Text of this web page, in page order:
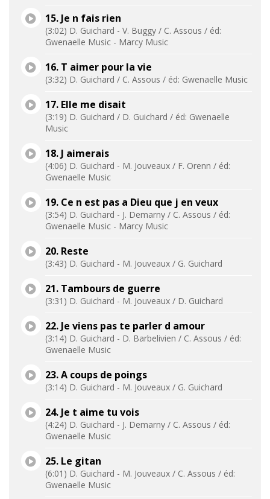
15. Je n fais rien
(3:02) D. Guichard - V. Buggy / C. Assous / éd:
Gwenaelle Music - Marcy Music
16. T aimer pour la vie
(3:32) D. Guichard / C. Assous / éd: Gwenaelle Music
17. Elle me disait
(3:19) D. Guichard / D. Guichard / éd: Gwenaelle
Music
18. J aimerais
(4:06) D. Guichard - M. Jouveaux / F. Orenn / éd:
Gwenaelle Music
19. Ce n est pas a Dieu que j en veux
(3:54) D. Guichard - J. Demarny / C. Assous / éd:
Gwenaelle Music - Marcy Music
20. Reste
(3:43) D. Guichard - M. Jouveaux / G. Guichard
21. Tambours de guerre
(3:31) D. Guichard - M. Jouveaux / D. Guichard
22. Je viens pas te parler d amour
(3:14) D. Guichard - D. Barbelivien / C. Assous / éd:
Gwenaelle Music
23. A coups de poings
(3:14) D. Guichard - M. Jouveaux / G. Guichard
24. Je t aime tu vois
(4:24) D. Guichard - J. Demarny / C. Assous / éd:
Gwenaelle Music
25. Le gitan
(6:01) D. Guichard - M. Jouveaux / C. Assous / éd:
Gwenaelle Music